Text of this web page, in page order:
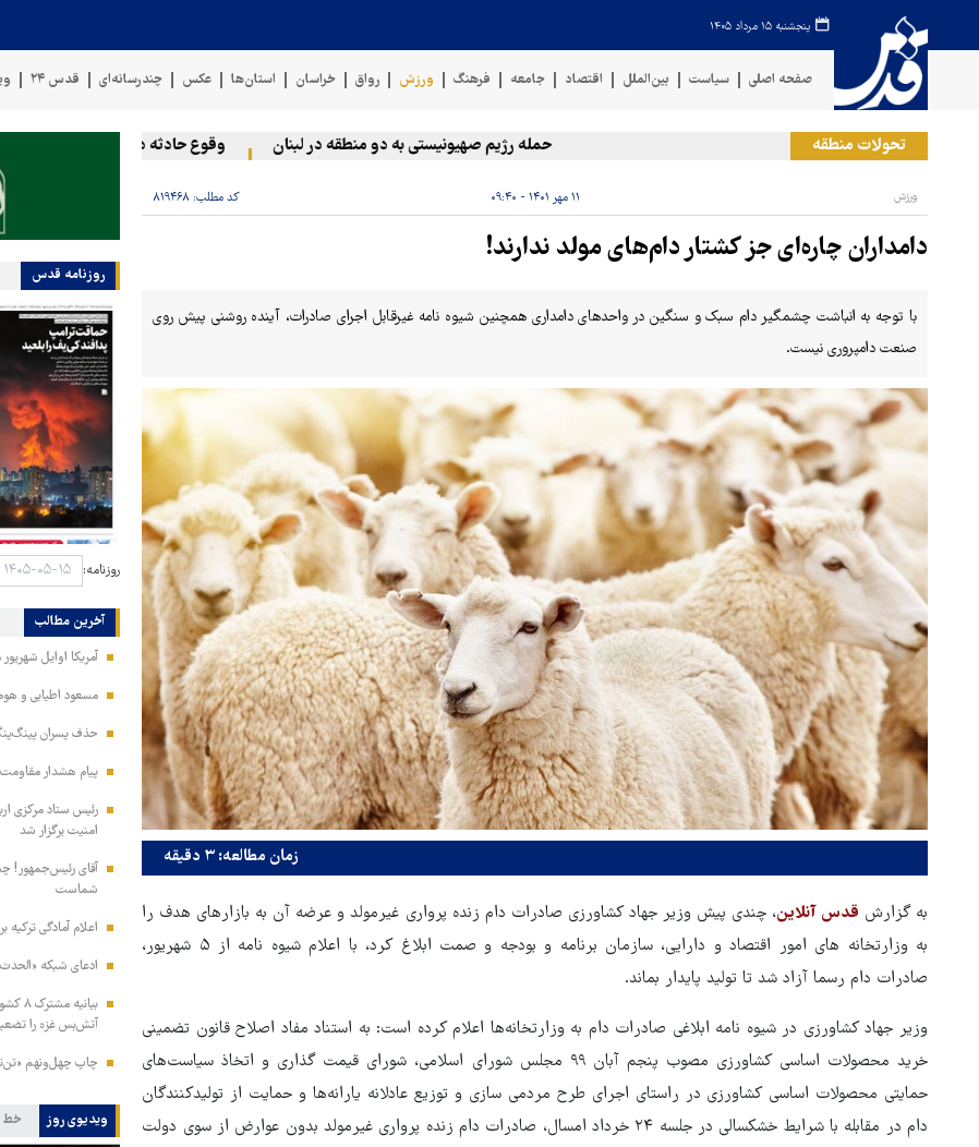
پنجشنبه ۱۵ مرداد ۱۴۰۵
صفحه اصلی سیاست بین‌الملل اقتصاد جامعه فرهنگ ورزش رواق خراسان استان‌ها عکس چندرسانه‌ای قدس ۲۴
تحولات منطقه حمله رژیم صهیونیستی به دو منطقه در لبنان وقوع حادثه دریایی در سواحل عمان
ورزش ۱۱ مهر ۱۴۰۱ - ۰۹:۴۰ کد مطلب: ۸۱۹۴۶۸
دامداران چاره‌ای جز کشتار دام‌های مولد ندارند!
با توجه به انباشت چشمگیر دام سبک و سنگین در واحدهای دامداری همچنین شیوه نامه غیرقابل اجرای صادرات، آینده روشنی پیش روی
صنعت دامپروری نیست.
زمان مطالعه: ۳ دقیقه
به گزارش قدس آنلاین، چندی پیش وزیر جهاد کشاورزی صادرات دام زنده پرواری غیرمولد و عرضه آن به بازارهای هدف را
به وزارتخانه های امور اقتصاد و دارایی، سازمان برنامه و بودجه و صمت ابلاغ کرد، با اعلام شیوه نامه از ۵ شهریور،
صادرات دام رسما آزاد شد تا تولید پایدار بماند.
وزیر جهاد کشاورزی در شیوه نامه ابلاغی صادرات دام به وزارتخانه‌ها اعلام کرده است: به استناد مفاد اصلاح قانون تضمینی
خرید محصولات اساسی کشاورزی مصوب پنجم آبان ۹۹ مجلس شورای اسلامی، شورای قیمت گذاری و اتخاذ سیاست‌های
حمایتی محصولات اساسی کشاورزی در راستای اجرای طرح مردمی سازی و توزیع عادلانه یارانه‌ها و حمایت از تولیدکنندگان
دام در مقابله با شرایط خشکسالی در جلسه ۲۴ خرداد امسال، صادرات دام زنده پرواری غیرمولد بدون عوارض از سوی دولت
روزنامه قدس
روزنامه:
آخرین مطالب
آمریکا اوایل
مسعود اطیابی و
حذف پسران
پیام هشدار
امنیت برگزار شد
آقای رئیس‌جمهور!
شماست
اعلام آمادگی ترکیه
ادعای شبکه
آتش‌بس غزه را
چاپ چهل‌ونهم
ویدیوی روز خط